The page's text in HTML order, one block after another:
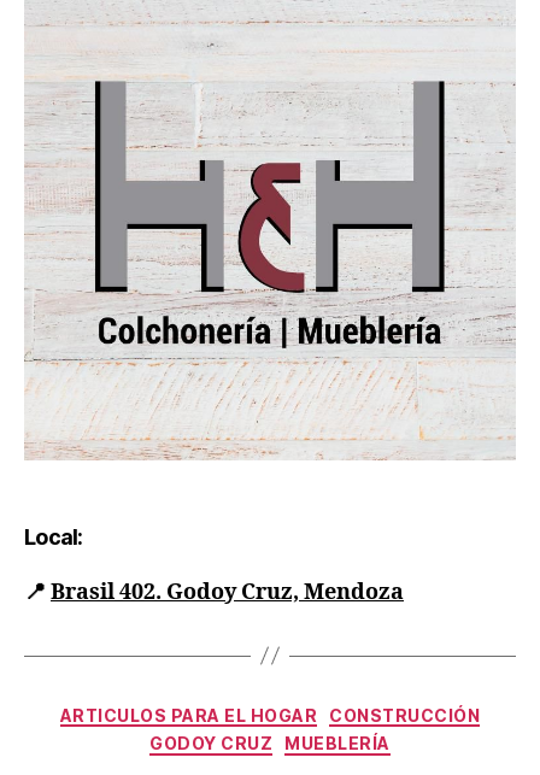
Local:
📍 Brasil 402. Godoy Cruz, Mendoza
ARTICULOS PARA EL HOGAR
CONSTRUCCIÓN
GODOY CRUZ
MUEBLERÍA